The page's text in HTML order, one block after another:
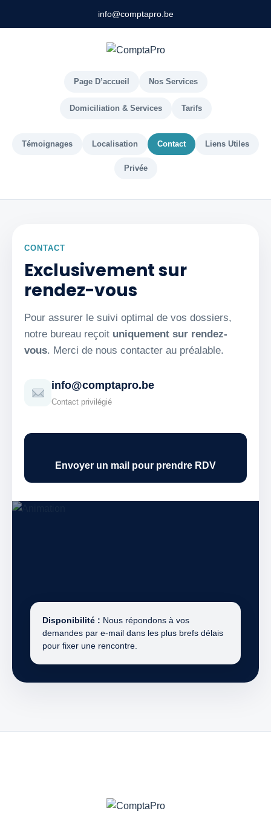
info@comptapro.be
Page D’accueil Nos Services
Domiciliation & Services Tarifs
Témoignages Localisation Contact Liens Utiles
Privée
CONTACT
Exclusivement sur
rendez-vous
Pour assurer le suivi optimal de vos dossiers,
notre bureau reçoit uniquement sur rendez-
vous. Merci de nous contacter au préalable.
info@comptapro.be
Contact privilégié
Envoyer un mail pour prendre RDV
Disponibilité : Nous répondons à vos
demandes par e-mail dans les plus brefs délais
pour fixer une rencontre.